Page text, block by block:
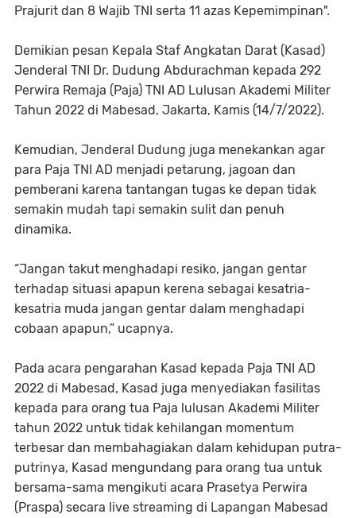
Prajurit dan 8 Wajib TNI serta 11 azas Kepemimpinan".
Demikian pesan Kepala Staf Angkatan Darat (Kasad)
Jenderal TNI Dr. Dudung Abdurachman kepada 292
Perwira Remaja (Paja) TNI AD Lulusan Akademi Militer
Tahun 2022 di Mabesad, Jakarta, Kamis (14/7/2022).
Kemudian, Jenderal Dudung juga menekankan agar
para Paja TNI AD menjadi petarung, jagoan dan
pemberani karena tantangan tugas ke depan tidak
semakin mudah tapi semakin sulit dan penuh
dinamika.
“Jangan takut menghadapi resiko, jangan gentar
terhadap situasi apapun kerena sebagai kesatria-
kesatria muda jangan gentar dalam menghadapi
cobaan apapun,” ucapnya.
Pada acara pengarahan Kasad kepada Paja TNI AD
2022 di Mabesad, Kasad juga menyediakan fasilitas
kepada para orang tua Paja lulusan Akademi Militer
tahun 2022 untuk tidak kehilangan momentum
terbesar dan membahagiakan dalam kehidupan putra-
putrinya, Kasad mengundang para orang tua untuk
bersama-sama mengikuti acara Prasetya Perwira
(Praspa) secara live streaming di Lapangan Mabesad